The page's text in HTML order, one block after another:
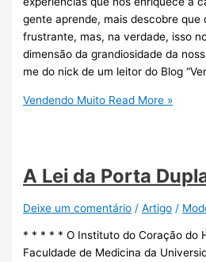
gente aprende, mais descobre que
frustrante, mas, na verdade, isso
dimensão da grandiosidade da
me do nick de um leitor do Blog
Vendendo Muito Read More »
A Lei da Porta
Deixe um comentário /Artigo /
* * * * * O Instituto do Coração do
Faculdade de Medicina da